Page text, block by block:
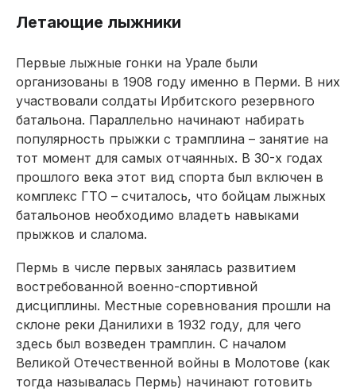
Летающие лыжники
Первые лыжные гонки на Урале были
организованы в 1908 году именно в Перми. В них
участвовали солдаты Ирбитского резервного
батальона. Параллельно начинают набирать
популярность прыжки с трамплина – занятие на
тот момент для самых отчаянных. В 30-х годах
прошлого века этот вид спорта был включен в
комплекс ГТО – считалось, что бойцам лыжных
батальонов необходимо владеть навыками
прыжков и слалома.
Пермь в числе первых занялась развитием
востребованной военно-спортивной
дисциплины. Местные соревнования прошли на
склоне реки Данилихи в 1932 году, для чего
здесь был возведен трамплин. С началом
Великой Отечественной войны в Молотове (как
тогда называлась Пермь) начинают готовить